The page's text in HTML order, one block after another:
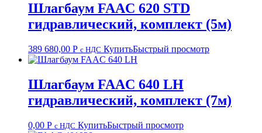
Шлагбаум FAAC 620 STD
гидравлический, комплект (5м)
389 680,00 Р с НДС КупитьБыстрый просмотр
Шлагбаум FAAC 640 LH
гидравлический, комплект (7м)
0,00 Р с НДС КупитьБыстрый просмотр